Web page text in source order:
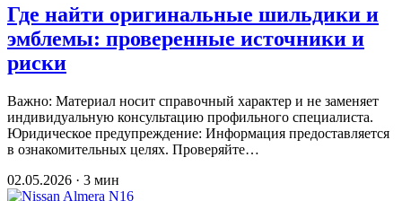
Где найти оригинальные шильдики и
эмблемы: проверенные источники и
риски
Важно: Материал носит справочный характер и не заменяет
индивидуальную консультацию профильного специалиста.
Юридическое предупреждение: Информация предоставляется
в ознакомительных целях. Проверяйте…
02.05.2026 · 3 мин